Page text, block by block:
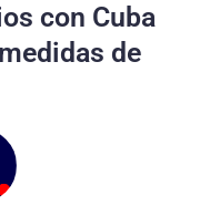
con Cuba
de